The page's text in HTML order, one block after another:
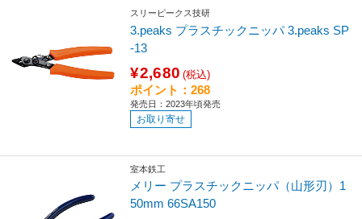
スリーピークス技研
3.peaks プラスチックニッパ 3.peaks SP
-13
¥2,680 (税込)
ポイント：268
発売日：2023年頃発売
お取り寄せ
室本鉄工
メリー プラスチックニッパ（山形刃）1
50mm 66SA150